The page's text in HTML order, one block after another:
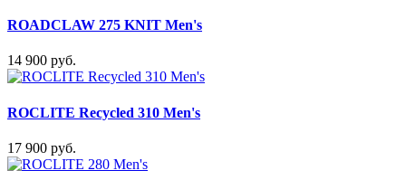
ROADCLAW 275 KNIT Men's
14 900 руб.
ROCLITE Recycled 310 Men's
17 900 руб.